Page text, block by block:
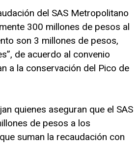
del SAS Metropolitano
300 millones de pesos al
son 3 millones de pesos,
de acuerdo al convenio
a la conservación del Pico de
quienes aseguran que el SAS
de pesos a los
suman la recaudación con